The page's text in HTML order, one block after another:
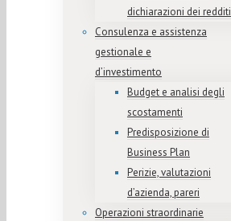
dichiarazioni dei redditi
Consulenza e assistenza
gestionale e
d’investimento
Budget e analisi degli
scostamenti
Predisposizione di
Business Plan
Perizie, valutazioni
d’azienda, pareri
Operazioni straordinarie